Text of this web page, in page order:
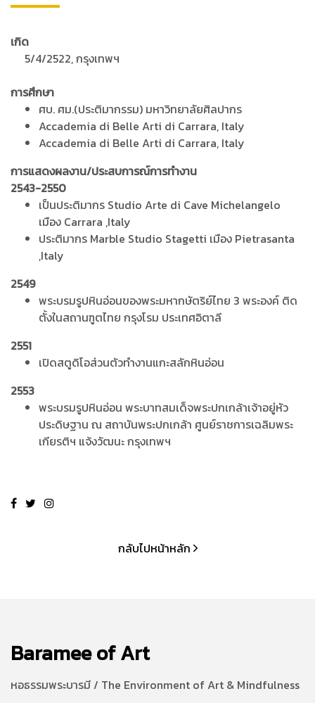
เกิด
5/4/2522, กรุงเทพฯ
การศึกษา
ศบ. ศม.(ประติมากรรม) มหาวิทยาลัยศิลปากร
Accademia di Belle Arti di Carrara, Italy
Accademia di Belle Arti di Carrara, Italy
การแสดงผลงาน/ประสบการณ์การทำงาน
2543-2550
เป็นประติมากร Studio Arte di Cave Michelangelo
เมือง Carrara ,Italy
ประติมากร Marble Studio Stagetti เมือง Pietrasanta
,Italy
2549
พระบรมรูปหินอ่อนของพระมหากษัตริย์ไทย 3 พระองค์ ติด
ตั้งในสถานฑูตไทย กรุงโรม ประเทศอิตาลี
2551
เปิดสตูดิโอส่วนตัวทำงานแกะสลักหินอ่อน
2553
พระบรมรูปหินอ่อน พระบาทสมเด็จพระปกเกล้าเจ้าอยู่หัว
ประดิษฐาน ณ สถาบันพระปกเกล้า ศูนย์ราชการเฉลิมพระ
เกียรติฯ แจ้งวัฒนะ กรุงเทพฯ
กลับไปหน้าหลัก
Baramee of Art
หอธรรมพระบารมี / The Environment of Art & Mindfulness